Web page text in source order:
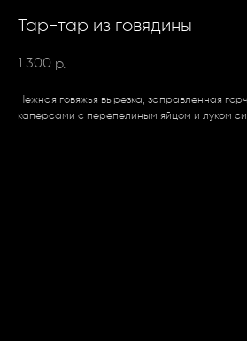
Тар-тар из говядины
1 300 р.
Нежная говяжья вырезка, заправленная
каперсами с перепелиным яйцом и луком